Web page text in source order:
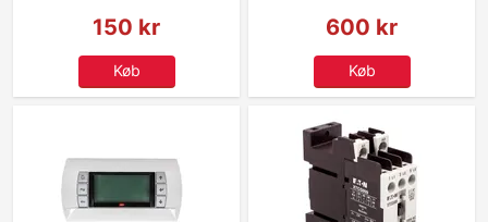
150 kr
Køb
600 kr
Køb